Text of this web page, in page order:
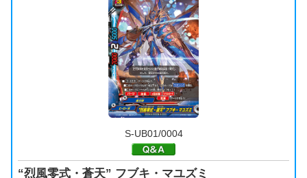
S-UB01/0004
“烈風零式・蒼天” フブキ・マユズミ